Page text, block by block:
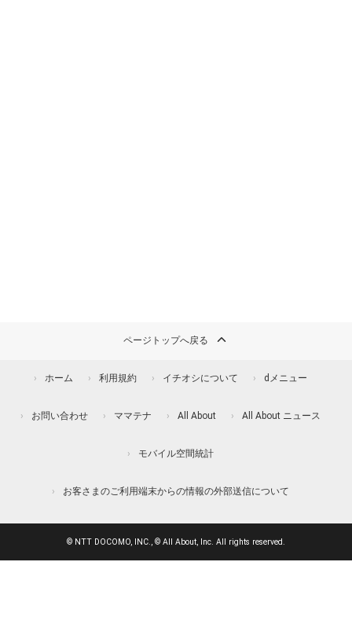
ページトップへ戻る
ホーム 利用規約 イチオシについて dメニュー
お問い合わせ ママテナ All About All About ニュース
モバイル空間統計
お客さまのご利用端末からの情報の外部送信について
© NTT DOCOMO, INC., © All About, Inc. All rights reserved.